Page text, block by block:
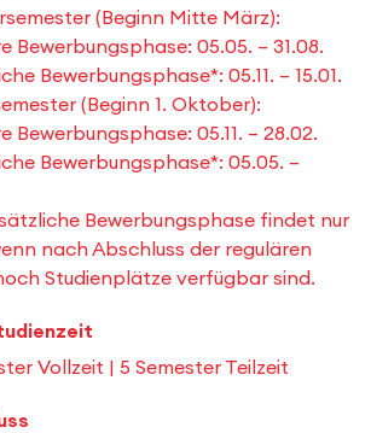
(Beginn Mitte März):
Bewerbungsphase: 05.05. – 31.08.
Bewerbungsphase*: 05.11. – 15.01.
(Beginn 1. Oktober):
Bewerbungsphase: 05.11. – 28.02.
Bewerbungsphase*: 05.05. –
Bewerbungsphase findet nur
nach Abschluss der regulären
Studienplätze verfügbar sind.
Vollzeit | 5 Semester Teilzeit